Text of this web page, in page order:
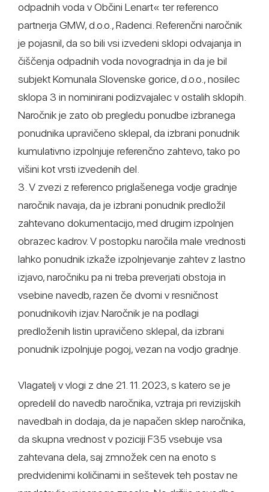
odpadnih voda v Občini Lenart« ter referenco
partnerja GMW, d.o.o., Radenci. Referenčni naročnik
je pojasnil, da so bili vsi izvedeni sklopi odvajanja in
čiščenja odpadnih voda novogradnja in da je bil
subjekt Komunala Slovenske gorice, d.o.o., nosilec
sklopa 3 in nominirani podizvajalec v ostalih sklopih.
Naročnik je zato ob pregledu ponudbe izbranega
ponudnika upravičeno sklepal, da izbrani ponudnik
kumulativno izpolnjuje referenčno zahtevo, tako po
višini kot vrsti izvedenih del.
3. V zvezi z referenco priglašenega vodje gradnje
naročnik navaja, da je izbrani ponudnik predložil
zahtevano dokumentacijo, med drugim izpolnjen
obrazec kadrov. V postopku naročila male vrednosti
lahko ponudnik izkaže izpolnjevanje zahtev z lastno
izjavo, naročniku pa ni treba preverjati obstoja in
vsebine navedb, razen če dvomi v resničnost
ponudnikovih izjav. Naročnik je na podlagi
predloženih listin upravičeno sklepal, da izbrani
ponudnik izpolnjuje pogoj, vezan na vodjo gradnje.
Vlagatelj v vlogi z dne 21. 11. 2023, s katero se je
opredelil do navedb naročnika, vztraja pri revizijskih
navedbah in dodaja, da je napačen sklep naročnika,
da skupna vrednost v poziciji F35 vsebuje vsa
zahtevana dela, saj zmnožek cen na enoto s
predvidenimi količinami in seštevek teh postav ne